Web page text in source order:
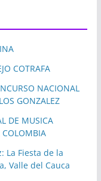
COTRAFA
NACIONAL
GONZALEZ
DE MUSICA
La Fiesta de la
Valle del Cauca